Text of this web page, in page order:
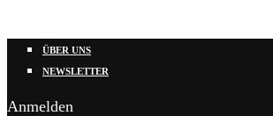
ÜBER UNS
NEWSLETTER
Anmelden